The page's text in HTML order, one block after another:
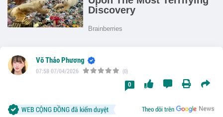
Võ Thảo Phương
07:58 07/04/2026 (0)
0
Theo dõi trên
WEB CỘNG ĐỒNG đã kiểm duyệt